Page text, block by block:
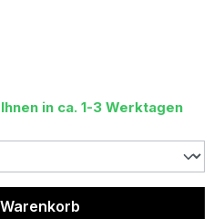
in ca. 1-3 Werktagen
Wert